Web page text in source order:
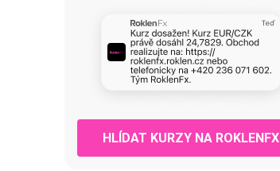
HLÍDAT KURZY NA ROKLENFX